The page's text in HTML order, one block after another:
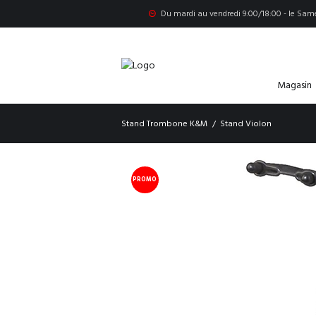
Du mardi au vendredi 9:00/18:00 - le
Magasin
Stand Trombone K&M Stand Violon
PROMO